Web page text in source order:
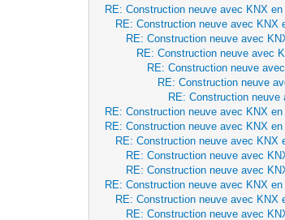
RE: Construction neuve avec KNX
RE: Construction neuve avec KNX
RE: Construction neuve avec
RE: Construction neuve avec
RE: Construction neuve
RE: Construction neuve
RE: Construction
RE: Construction neuve avec KNX
RE: Construction neuve avec KNX
RE: Construction neuve avec KNX
RE: Construction neuve avec
RE: Construction neuve avec
RE: Construction neuve avec KNX
RE: Construction neuve avec KNX
RE: Construction neuve avec